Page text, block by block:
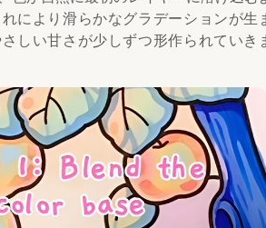
により滑らかなグラデーションが生
しい甘さが少しずつ形作られていき